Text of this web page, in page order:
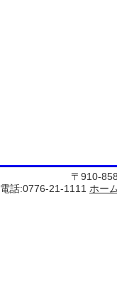
〒910-
電話:0776-21-1111 ホー